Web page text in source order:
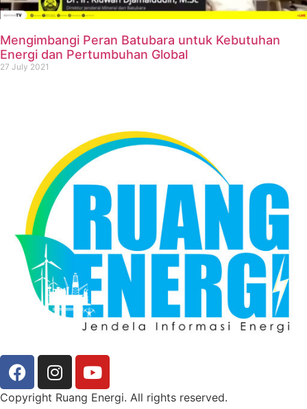
Mengimbangi Peran Batubara untuk Kebutuhan
Energi dan Pertumbuhan Global
27 July 2021
Copyright Ruang Energi. All rights reserved.